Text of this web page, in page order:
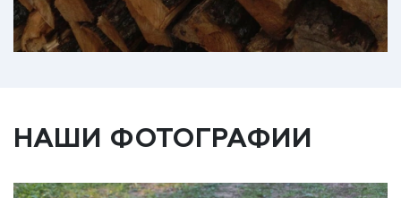
НАШИ ФОТОГРАФИИ